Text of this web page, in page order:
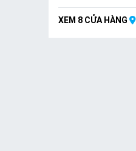
XEM 8 CỬA HÀNG